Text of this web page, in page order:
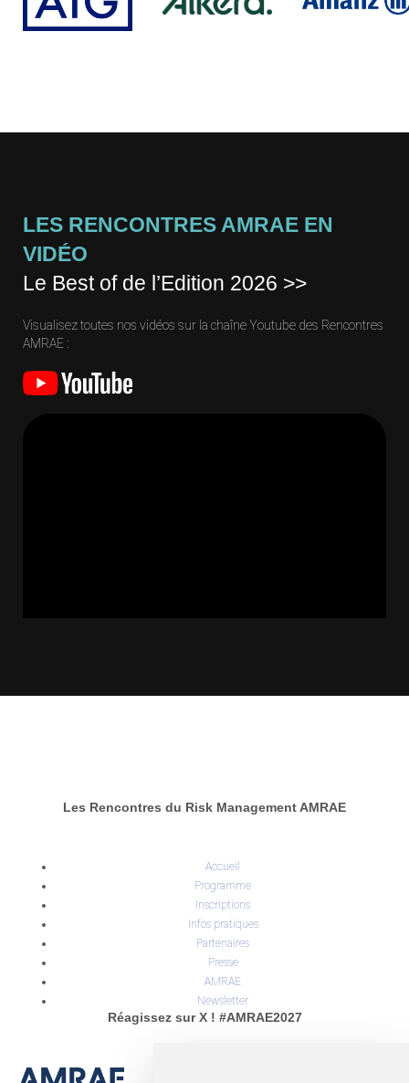
LES RENCONTRES AMRAE EN
VIDÉO
Le Best of de l’Edition 2026 >>
Visualisez toutes nos vidéos sur la chaîne Youtube des Rencontres
AMRAE :
Les Rencontres du Risk Management AMRAE
Accueil
Programme
Inscriptions
Infos pratiques
Partenaires
Presse
AMRAE
Newsletter
Réagissez sur X ! #AMRAE2027